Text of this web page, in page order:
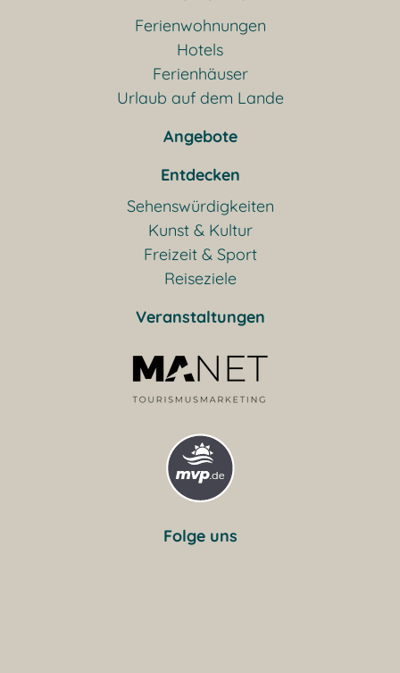
Ferienwohnungen
Hotels
Ferienhäuser
Urlaub auf dem Lande
Angebote
Entdecken
Sehenswürdigkeiten
Kunst & Kultur
Freizeit & Sport
Reiseziele
Veranstaltungen
Folge uns